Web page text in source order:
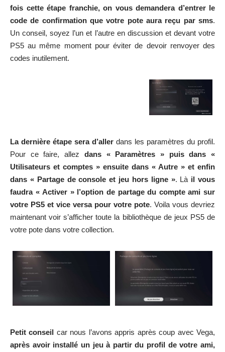
fois cette étape franchie, on vous demandera d’entrer le
code de confirmation que votre pote aura reçu par sms.
Un conseil, soyez l’un et l’autre en discussion et devant votre
PS5 au même moment pour éviter de devoir renvoyer des
codes inutilement.
La dernière étape sera d’aller dans les paramètres du profil.
Pour ce faire, allez dans « Paramètres » puis dans «
Utilisateurs et comptes » ensuite dans « Autre » et enfin
dans « Partage de console et jeu hors ligne ». Là il vous
faudra « Activer » l’option de partage du compte ami sur
votre PS5 et vice versa pour votre pote. Voila vous devriez
maintenant voir s’afficher toute la bibliothèque de jeux PS5 de
votre pote dans votre collection.
Petit conseil car nous l’avons appris après coup avec Vega,
après avoir installé un jeu à partir du profil de votre ami,